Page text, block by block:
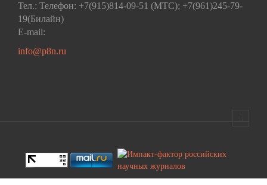
Тел.: Телефон: +7(915)814-09-51 (МТС); +7(961)245-79-
19(Билайн)
E-mail:
info@p8n.ru